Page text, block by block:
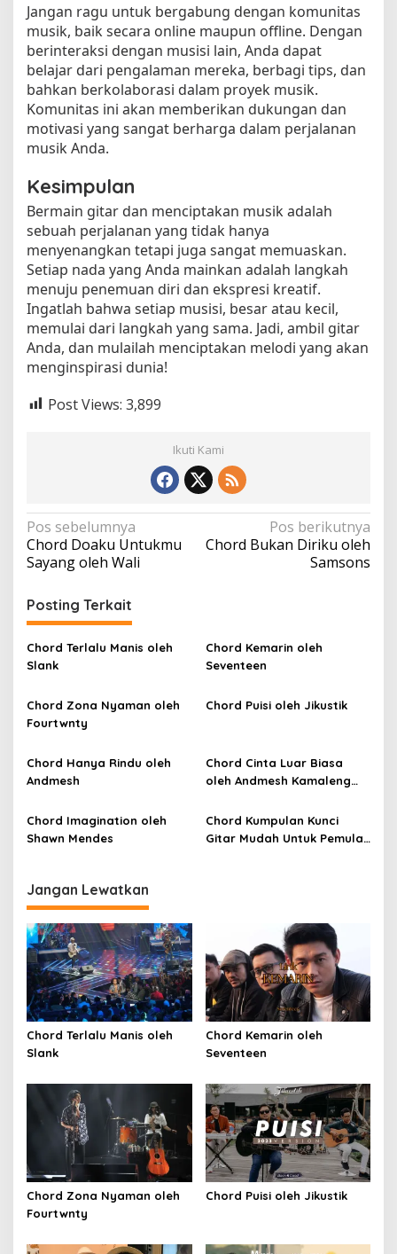
Jangan ragu untuk bergabung dengan komunitas
musik, baik secara online maupun offline. Dengan
berinteraksi dengan musisi lain, Anda dapat
belajar dari pengalaman mereka, berbagi tips, dan
bahkan berkolaborasi dalam proyek musik.
Komunitas ini akan memberikan dukungan dan
motivasi yang sangat berharga dalam perjalanan
musik Anda.
Kesimpulan
Bermain gitar dan menciptakan musik adalah
sebuah perjalanan yang tidak hanya
menyenangkan tetapi juga sangat memuaskan.
Setiap nada yang Anda mainkan adalah langkah
menuju penemuan diri dan ekspresi kreatif.
Ingatlah bahwa setiap musisi, besar atau kecil,
memulai dari langkah yang sama. Jadi, ambil gitar
Anda, dan mulailah menciptakan melodi yang akan
menginspirasi dunia!
Post Views: 3,899
Ikuti Kami
N
a
i
g
a
s
i
p
o
s
Pos sebelumnya
Chord Doaku Untukmu
Sayang oleh Wali
Pos berikutnya
Chord Bukan Diriku oleh
Samsons
Posting Terkait
Chord Terlalu Manis oleh
Slank
Chord Kemarin oleh
Seventeen
Chord Zona Nyaman oleh
Fourtwnty
Chord Puisi oleh Jikustik
Chord Hanya Rindu oleh
Andmesh
Chord Cinta Luar Biasa
oleh Andmesh Kamaleng
SKA)
Chord Imagination oleh
Shawn Mendes
Chord Kumpulan Kunci
Gitar Mudah Untuk Pemula
Jangan Lewatkan
Chord Terlalu Manis oleh
Slank
Chord Kemarin oleh
Seventeen
Chord Zona Nyaman oleh
Fourtwnty
Chord Puisi oleh Jikustik